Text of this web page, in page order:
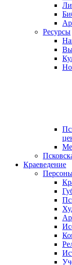
Ресурсы
Краеведение